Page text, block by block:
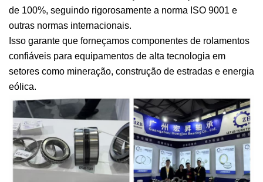
de 100%, seguindo rigorosamente a norma ISO 9001 e
outras normas internacionais.
Isso garante que forneçamos componentes de rolamentos
confiáveis para equipamentos de alta tecnologia em
setores como mineração, construção de estradas e energia
eólica.